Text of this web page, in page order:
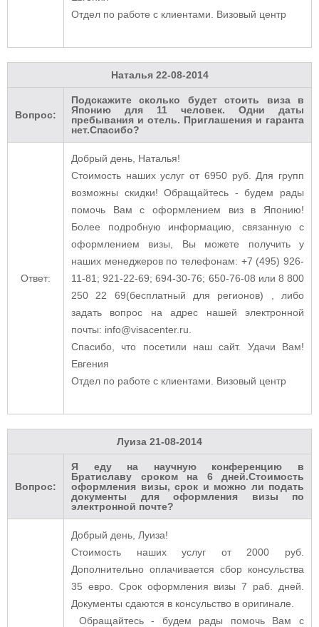
Отдел по работе с клиентами. Визовый центр
Наталья 22-08-2014
Вопрос:
Подскажите сколько будет стоить виза в
Японию для 11 человек. Одни даты
пребывания и отель. Приглашения и гаранта
нет.Спасибо?
Ответ:
Добрый день, Наталья!
Стоимость наших услуг от 6950 руб. Для групп
возможны скидки!Обращайтесь - будем рады
помочь Вам с оформлением виз в Японию!
Более подробную информацию, связанную с
оформлением визы, Вы можете получить у
наших менеджеров по телефонам: +7 (495) 926-
11-81; 921-22-69; 694-30-76; 650-76-08 или 8 800
250 22 69(бесплатный для регионов) , либо
задать вопрос на адрес нашей электронной
почты: info@visacenter.ru.
Спасибо, что посетили наш сайт. Удачи Вам!
Евгения
Отдел по работе с клиентами. Визовый центр
Луиза 21-08-2014
Вопрос:
Я еду на научную конференцию в
Братиславу сроком на 6 дней.Стоимость
оформления визы, срок и можно ли подать
документы для оформления визы по
электронной почте?
Добрый день, Луиза!
Стоимость наших услуг от 2000 руб.
Дополнительно оплачивается сбор консульства
35 евро. Срок оформления визы 7 раб. дней.
Документы сдаются в консульство в оригинале.
Обращайтесь - будем рады помочь Вам с